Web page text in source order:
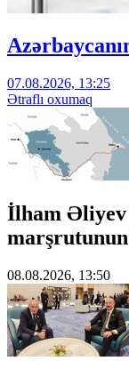
07.08.2026, 13:25
Ətraflı oxumaq
İlham Əliyev
08.08.2026, 13:50